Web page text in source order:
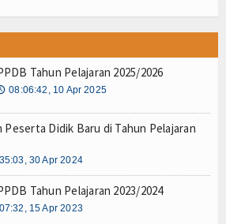
Tahun Pelajaran 2025/2026
08:06:42, 10 Apr 2025
Peserta Didik Baru di Tahun Pelajaran
30 Apr 2024
Tahun Pelajaran 2023/2024
15 Apr 2023